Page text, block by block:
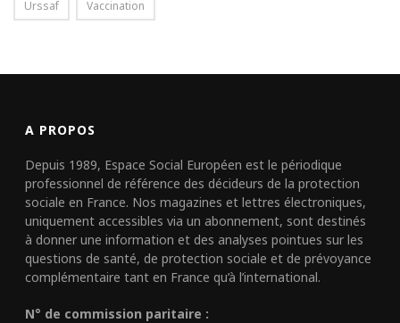
Urssaf Vaccination
A PROPOS
Depuis 1989, Espace Social Européen est le périodique
professionnel de référence des décideurs de la protection
sociale en France. Nos magazines et lettres électroniques,
uniquement accessibles via un abonnement, sont destinés
à donner une information et des analyses pointues sur les
questions de santé, de protection sociale et de prévoyance
complémentaire tant en France qu’à l’international.
N° de commission paritaire :